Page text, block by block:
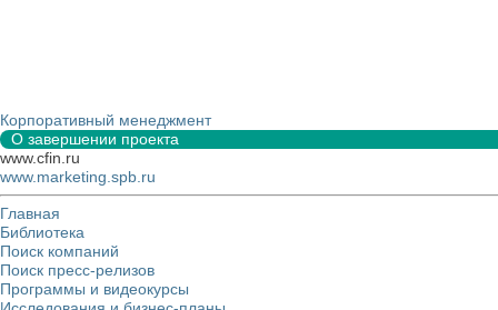
Корпоративный менеджмент
О завершении проекта
www.cfin.ru
www.marketing.spb.ru
Главная
Библиотека
Поиск компаний
Поиск пресс-релизов
Программы и видеокурсы